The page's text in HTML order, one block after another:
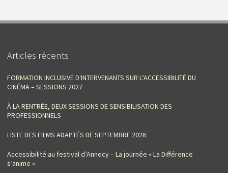
Articles récents
FORMATION INCLUSIVE D‘INTERVENANTS SUR L’ACCESSIBILITÉ DU
CINÉMA – SESSIONS 2027
À LA RENTRÉE, DEUX SESSIONS DE SENSIBILISATION DES
PROFESSIONNELS
LISTE DES FILMS ADAPTÉS DE SEPTEMBRE 2026
Accessibilité au festival d’Annecy – La journée « La Différence
s’anime »